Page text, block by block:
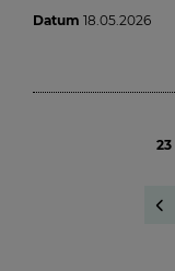
Datum 18.05.2026
23